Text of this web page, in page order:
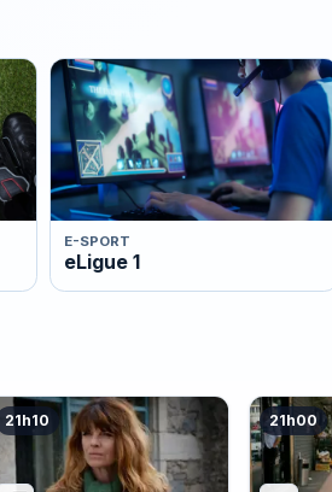
E-SPORT
eLigue 1
21h10 21h00